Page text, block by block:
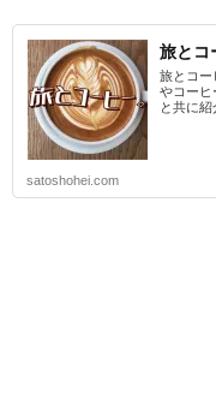
旅とコ
旅とコー
やコーヒ
と共に紹
satoshohei.com